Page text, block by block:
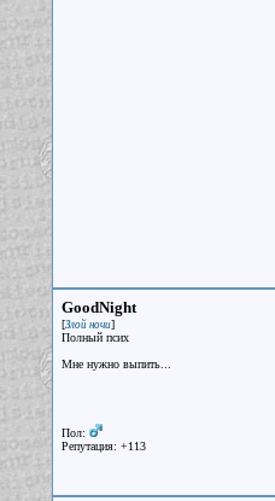
GoodNight
[Злой ночи]
Полный псих
Мне нужно выпить...
Пол:
Репутация: +113